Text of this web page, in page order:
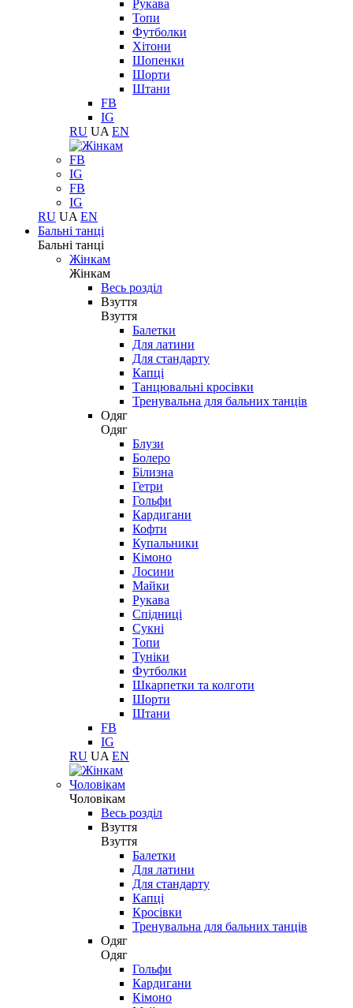
Рукава
Топи
Футболки
Хітони
Шопенки
Шорти
Штани
FB
IG
RU UA EN
FB
IG
FB
IG
RU UA EN
Бальні танці
Бальні танці
Жінкам
Жінкам
Весь розділ
Взуття
Взуття
Балетки
Для латини
Для стандарту
Капці
Танцювальні кросівки
Тренувальна для бальних танців
Одяг
Одяг
Блузи
Болеро
Білизна
Гетри
Гольфи
Кардигани
Кофти
Купальники
Кімоно
Лосини
Майки
Рукава
Спідниці
Сукні
Топи
Туніки
Футболки
Шкарпетки та колготи
Шорти
Штани
FB
IG
RU UA EN
Чоловікам
Чоловікам
Весь розділ
Взуття
Взуття
Балетки
Для латини
Для стандарту
Капці
Кросівки
Тренувальна для бальних танців
Одяг
Одяг
Гольфи
Кардигани
Кімоно